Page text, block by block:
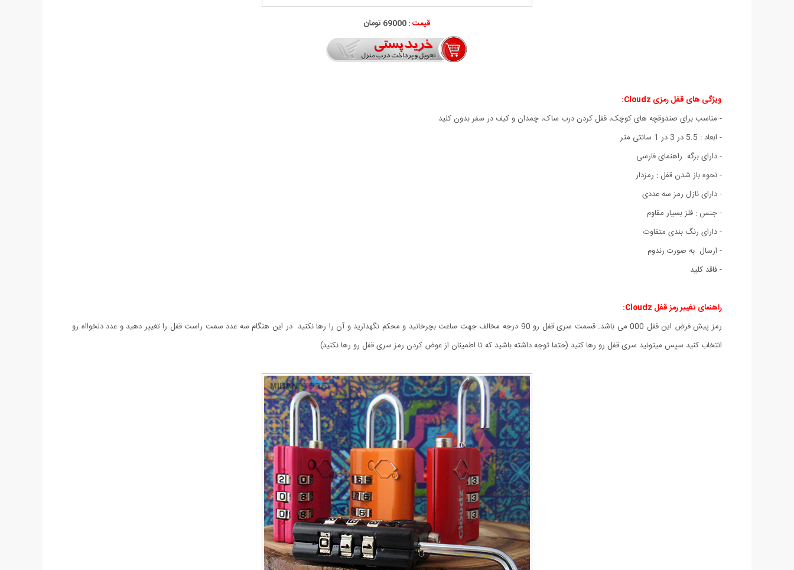
قیمت :69000 تومان
ویژگی های قفل رمزی Cloudz:
- مناسب برای صندوقچه های کوچک، قفل کردن درب ساک، چمدان و کیف در سفر بدون کلید
- ابعاد : 5.5 در 3 در 1 سانتی متر
- دارای برگه راهنمای فارسی
- نحوه باز شدن قفل : رمزدار
- دارای نازل رمز سه عددی
- جنس : فلز بسیار مقاوم
- دارای رنگ بندی متفاوت
- ارسال به صورت رندوم
- فاقد کلید
راهنمای تغییر رمز قفل Cloudz:
رمز پیش فرض این قفل 000 می باشد. قسمت سری قفل رو 90 درجه مخالف جهت ساعت بچرخانید و محکم نگهدارید و آن را رها نکنید در این هنگام سه عدد سمت راست قفل را تغییر دهید و عدد دلخوااه رو
انتخاب کنید سپس میتونید سری قفل رو رها کنید (حتما توجه داشته باشید که تا اطمینان از عوض کردن رمز سری قفل رو رها نکنید)